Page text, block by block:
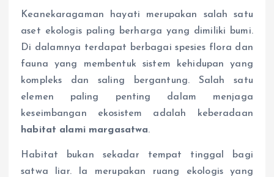
Keanekaragaman hayati merupakan salah satu
aset ekologis paling berharga yang dimiliki bumi.
Di dalamnya terdapat berbagai spesies flora dan
fauna yang membentuk sistem kehidupan yang
kompleks dan saling bergantung. Salah satu
elemen paling penting dalam menjaga
keseimbangan ekosistem adalah keberadaan
habitat alami margasatwa.
Habitat bukan sekadar tempat tinggal bagi
satwa liar. Ia merupakan ruang ekologis yang